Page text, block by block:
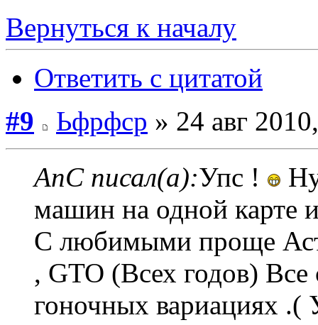
Вернуться к началу
Ответить с цитатой
#9
Ьфрфср » 24 авг
AnC писал(а):Упс !
машин на одной карте
С любимыми проще
, GTO (Всех годов)
гоночных вариациях .(